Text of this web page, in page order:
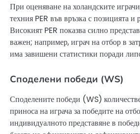
При оценяване на холандските
техния PER във връзка с позицията и
Високият PER показва силно
важен; например, играч на отбор в
има завишени статистики поради
Споделени победи (WS)
Споделените победи (WS)
приноса на играча за победите на
индивидуалното представяне в